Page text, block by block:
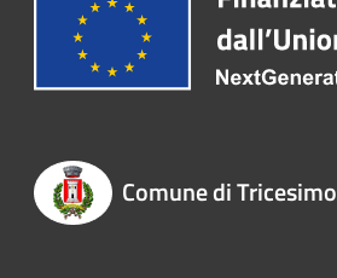
Comune di Tricesimo